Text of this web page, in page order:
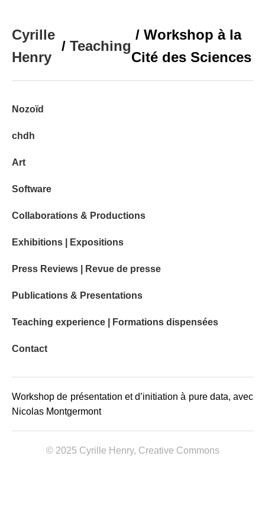
Cyrille
Henry
/ Teaching
/ Workshop à la
Cité des Sciences
Nozoïd
chdh
Art
Software
Collaborations & Productions
Exhibitions | Expositions
Press Reviews | Revue de presse
Publications & Presentations
Teaching experience | Formations dispensées
Contact
Workshop de présentation et d’initiation à pure data, avec
Nicolas Montgermont
© 2025 Cyrille Henry, Creative Commons